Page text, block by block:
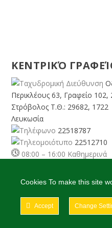
ΚΕΝΤΡΙΚΌ
Περικλέους 63, Γραφείο 102,
Στρόβολος Τ.Θ.: 29682, 1722
Λευκωσία
22518787
22512710
08:00 – 16:00 Καθημερινά
info@cyprusgreens.org
Cookies To make this site
Accept Change